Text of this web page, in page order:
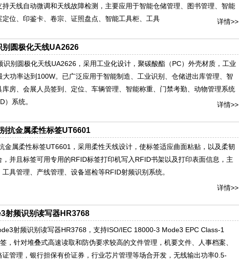
天线自动微调和天线故障检测，主要应用于智能仓储管理、图书管理、智能
位、印鉴卡、卷宗、证照盘点、智能工具柜、工具
详情>>
别圆极化天线UA2626
识别圆极化天线UA2626，采用工业化设计，聚碳酸酯（PC）外壳材质，工业
大功率达到100W。已广泛应用于智能制造、工业识别、仓储进出库管理、智
房、会展人员签到、定位、车辆管理、智能称重、门禁考勤、动物管理系统
）系统。
详情>>
抗金属柔性标签UT6601
金属柔性标签UT6601，采用柔性天线设计，使标签适应曲面粘贴，以及柔韧
并且标签可用专用的RFID标签打印机写入RFID书架以及打印表面信息，主
具管理、产线管理、设备巡检等RFID射频识别系统。
详情>>
射频识别读写器HR3768
射频识别读写器HR3768，支持ISO/IEC 18000-3 Mode3 EPC Class-1
，针对堆叠式高速读取和防伪要求较高的文件管理，机要文件、人事档案、
证管理，银行担保有价证券，行业芯片管理等场合开发，无线输出功率0.5-